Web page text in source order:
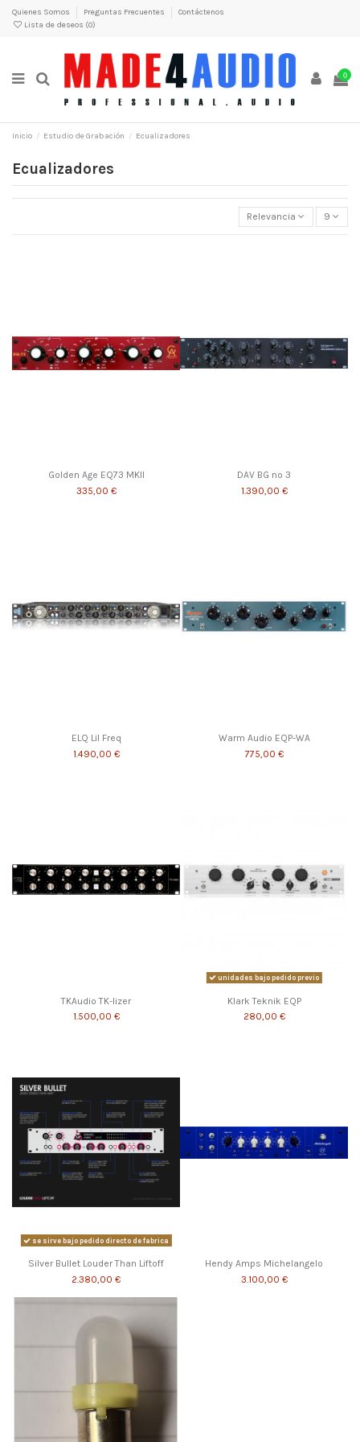
Quienes Somos Preguntas Frecuentes
Contáctenos
Lista de deseos (0)
0
Inicio Estudio de Grabación Ecualizadores
Ecualizadores
Relevancia 9
Golden Age EQ73 MKII
335,00 €
DAV BG no 3
1.390,00 €
ELQ Lil Freq
1.490,00 €
Warm Audio EQP-WA
775,00 €
TKAudio TK-lizer
1.500,00 €
unidades bajo pedido previo
Klark Teknik EQP
280,00 €
se sirve bajo pedido directo de fabrica
Silver Bullet Louder Than Liftoff
2.380,00 €
Hendy Amps Michelangelo
3.100,00 €